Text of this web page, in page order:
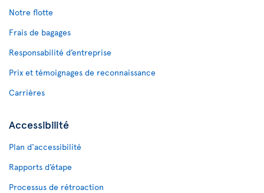
Notre flotte
Frais de bagages
Responsabilité d’entreprise
Prix et témoignages de reconnaissance
Carrières
Accessibilité
Plan d'accessibilité
Rapports d’étape
Processus de rétroaction